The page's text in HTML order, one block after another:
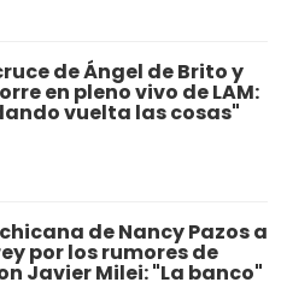
de Ángel de Brito y
en pleno vivo de LAM:
vuelta las cosas"
de Nancy Pazos a
por los rumores de
Javier Milei: "La banco"